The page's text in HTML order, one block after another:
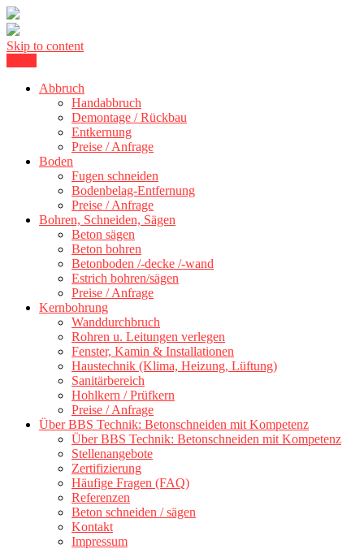
Skip to content
BBS Technik GmbH
300 kmAbbruch
Handabbruch
Demontage / Rückbau
Entkernung
Preise / Anfrage
Boden
Fugen schneiden
Bodenbelag-Entfernung
Preise / Anfrage
Bohren, Schneiden, Sägen
Beton sägen
Beton bohren
Betonboden /-decke /-wand
Estrich bohren/sägen
Preise / Anfrage
Kernbohrung
Wanddurchbruch
Rohren u. Leitungen verlegen
Fenster, Kamin & Installationen
Haustechnik (Klima, Heizung, Lüftung)
Sanitärbereich
Hohlkern / Prüfkern
Preise / Anfrage
Über BBS Technik: Betonschneiden mit Kompetenz
Über BBS Technik: Betonschneiden mit Kompetenz
Stellenangebote
Zertifizierung
Häufige Fragen (FAQ)
Referenzen
Beton schneiden / sägen
Kontakt
Impressum